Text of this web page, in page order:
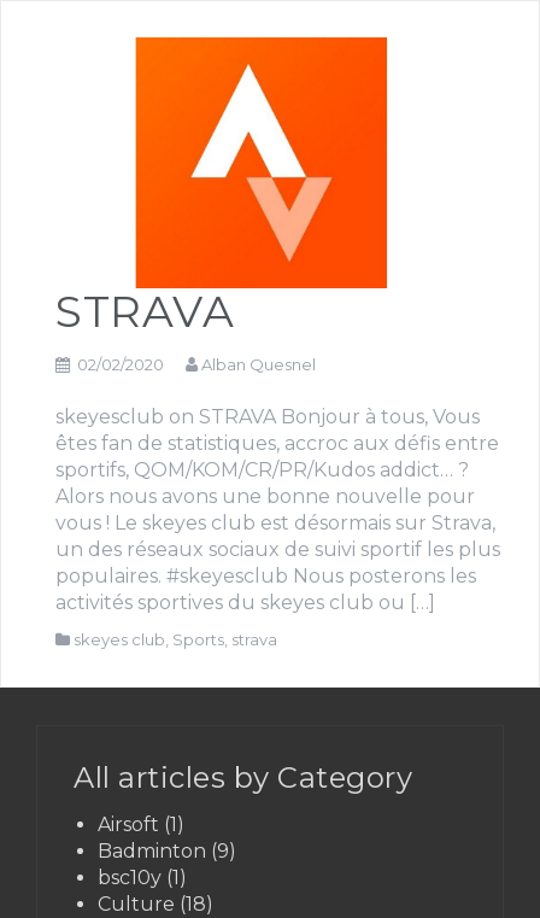
STRAVA
02/02/2020 Alban Quesnel
skeyesclub on STRAVA Bonjour à tous, Vous
êtes fan de statistiques, accroc aux défis entre
sportifs, QOM/KOM/CR/PR/Kudos addict… ?
Alors nous avons une bonne nouvelle pour
vous ! Le skeyes club est désormais sur Strava,
un des réseaux sociaux de suivi sportif les plus
populaires. #skeyesclub Nous posterons les
activités sportives du skeyes club ou […]
skeyes club Sports strava
All articles by Category
Airsoft (1)
Badminton (9)
bsc10y (1)
Culture (18)